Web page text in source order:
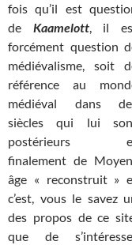
foisqu’il est
de Kaamelott, il
forcément question
médiévalisme, soit
référence au
médiéval dans
siècles qui lui
postérieurs
finalement de
âge « reconstruit »
c’est, vous le savez
des propos de ce
que de